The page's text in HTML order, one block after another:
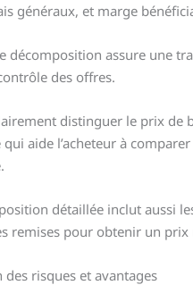
généraux, et marge
décomposition assure une
des offres.
distinguer le prix de
qui aide l’acheteur à
détaillée inclut aussi
remises pour obtenir un prix
des risques et avantages